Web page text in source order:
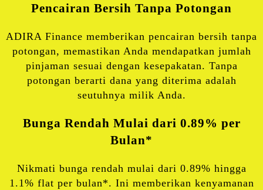
Pencairan Bersih Tanpa Potongan
ADIRA Finance memberikan pencairan bersih tanpa
potongan, memastikan Anda mendapatkan jumlah
pinjaman sesuai dengan kesepakatan. Tanpa
potongan berarti dana yang diterima adalah
seutuhnya milik Anda.
Bunga Rendah Mulai dari 0.89% per
Bulan*
Nikmati bunga rendah mulai dari 0.89% hingga
1.1% flat per bulan*. Ini memberikan kenyamanan